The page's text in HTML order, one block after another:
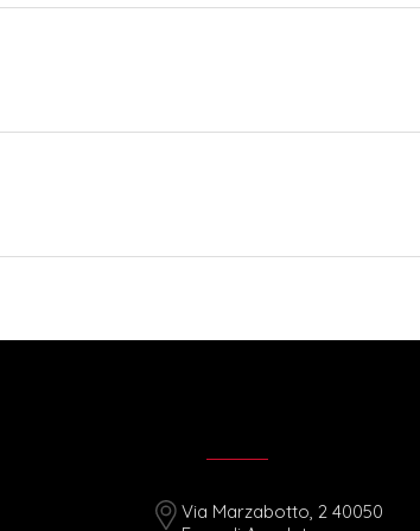
Via Marzabotto, 2 40050